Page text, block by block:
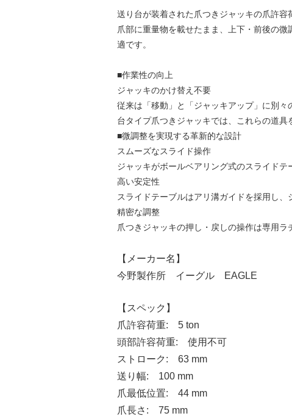
送り台が装着された爪つきジャッキの爪許容
爪部に重量物を載せたまま、上下・前後の
適です。
■作業性の向上
ジャッキのかけ替え不要
従来は「移動」と「ジャッキアップ」に別
台タイプ爪つきジャッキでは、これらの道具
■微調整を実現する革新的な設計
スムーズなスライド操作
ジャッキがボールベアリング式のスライドテ
高い安定性
スライドテーブルはアリ溝ガイドを採用し
精密な調整
爪つきジャッキの押し・戻しの操作は専用
【メーカー名】
今野製作所 イーグル EAGLE
【スペック】
爪許容荷重: 5 ton
頭部許容荷重: 使用不可
ストローク: 63 mm
送り幅: 100 mm
爪最低位置: 44 mm
爪長さ: 75 mm